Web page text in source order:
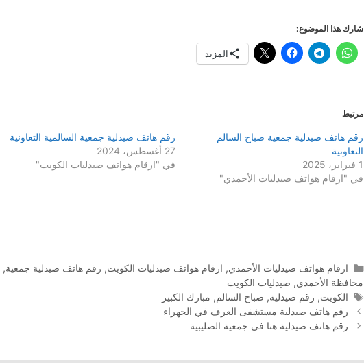
شارك هذا الموضوع:
المزيد
مرتبط
رقم هاتف صيدلية جمعية صباح السالم
التعاونية
1 فبراير، 2025
في "ارقام هواتف صيدليات الأحمدي"
رقم هاتف صيدلية جمعية السالمية التعاونية
27 أغسطس، 2024
في "ارقام هواتف صيدليات الكويت"
التصنيفات
ارقام هواتف صيدليات الأحمدي, ارقام هواتف صيدليات الكويت, رقم هاتف صيدلية جمعية,
محافظة الأحمدي, صيدليات الكويت
الوسوم
الكويت, رقم صيدلية, صباح السالم, مبارك الكبير
رقم هاتف صيدلية مستشفى العرف في الجهراء
رقم هاتف صيدلية هنا في جمعية الصليبية